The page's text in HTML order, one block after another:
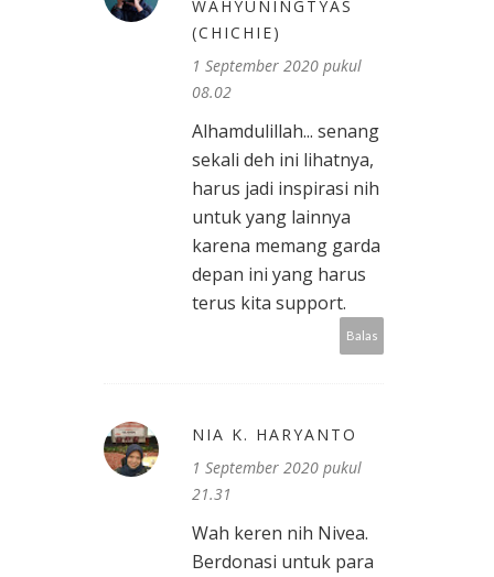
WAHYUNINGTYAS
(CHICHIE)
1 September 2020 pukul
08.02
Alhamdulillah... senang
sekali deh ini lihatnya,
harus jadi inspirasi nih
untuk yang lainnya
karena memang garda
depan ini yang harus
terus kita support.
Balas
NIA K. HARYANTO
1 September 2020 pukul
21.31
Wah keren nih Nivea.
Berdonasi untuk para